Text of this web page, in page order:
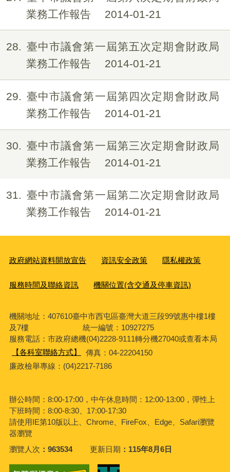
業務工作報告
2014-01-21
28
臺中市議會第一屆第五次定期會財政局
業務工作報告
2014-01-21
29
臺中市議會第一屆第四次定期會財政局
業務工作報告
2014-01-21
30
臺中市議會第一屆第三次定期會財政局
業務工作報告
2014-01-21
31
臺中市議會第一屆第二次定期會財政局
業務工作報告
2014-01-21
政府網站資料開放宣告 資訊安全政策 隱私權政策
服務時間及聯絡資訊 機關位置(含交通及停車資訊)
機關地址：407610臺中市西屯區臺灣大道三段99號惠中樓1樓
及7樓 統一編號：10927275
服務電話：市政府總機(04)2228-9111轉分機27040或查看本局
【各科室聯絡方式】
傳真：04-22204150
廉政檢舉專線：(04)2217-7186
辦公時間：8:00-17:00，中午休息時間：12:00-13:00，彈性上
下班時間：8:00-8:30、17:00-17:30
請使用IE第10版以上、Chrome、FireFox、Edge、Safari瀏覽
器瀏覽
瀏覽人次
963534 更新日期 115年8月6日